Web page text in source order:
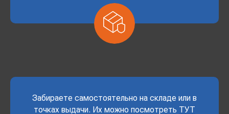
Забираете самостоятельно на складе или в
точках выдачи. Их можно посмотреть ТУТ